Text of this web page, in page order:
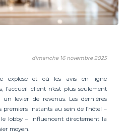
dimanche 16 novembre 2025
explose et où les avis en ligne
l’accueil client n’est plus seulement
un levier de revenus. Les dernières
instants au sein de l’hôtel –
lobby – influencent directement la
moyen.